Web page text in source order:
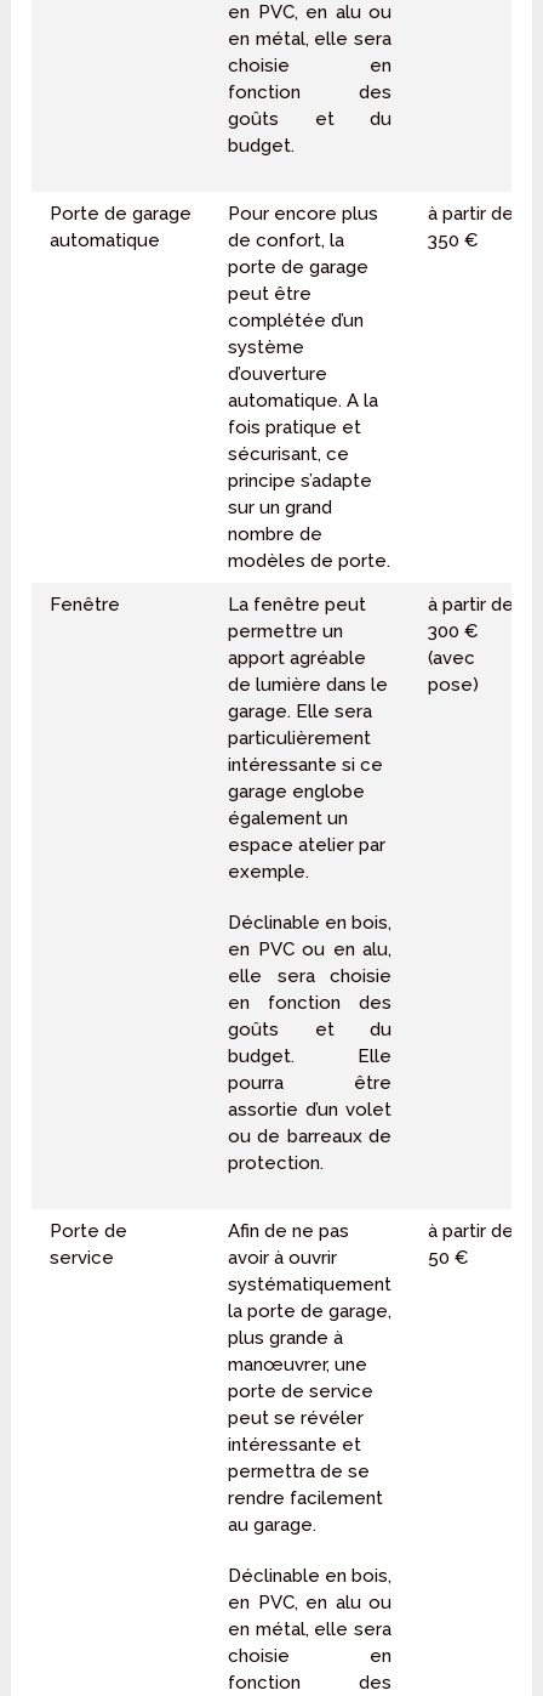
en PVC, en alu ou
en métal, elle sera
choisie en
fonction des
goûts et du
budget.
Porte de garage
automatique
Pour encore plus
de confort, la
porte de garage
peut être
complétée d’un
système
d’ouverture
automatique. A la
fois pratique et
sécurisant, ce
principe s’adapte
sur un grand
nombre de
modèles de porte.
à partir de
350 €
Fenêtre
La fenêtre peut
permettre un
apport agréable
de lumière dans le
garage. Elle sera
particulièrement
intéressante si ce
garage englobe
également un
espace atelier par
exemple.
Déclinable en bois,
en PVC ou en alu,
elle sera choisie
en fonction des
goûts et du
budget. Elle
pourra être
assortie d’un volet
ou de barreaux de
protection.
à partir de
300 €
(avec
pose)
Porte de
service
Afin de ne pas
avoir à ouvrir
systématiquement
la porte de garage,
plus grande à
manœuvrer, une
porte de service
peut se révéler
intéressante et
permettra de se
rendre facilement
au garage.
Déclinable en bois,
en PVC, en alu ou
en métal, elle sera
choisie en
fonction des
à partir de
50 €